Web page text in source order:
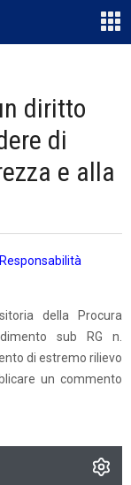
diritto
di
e alla
Responsabilità
della Procura
sub RG n.
di estremo rilievo
un commento